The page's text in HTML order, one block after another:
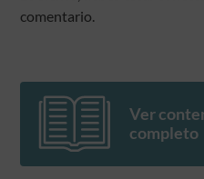
comentario.
Ver
completo